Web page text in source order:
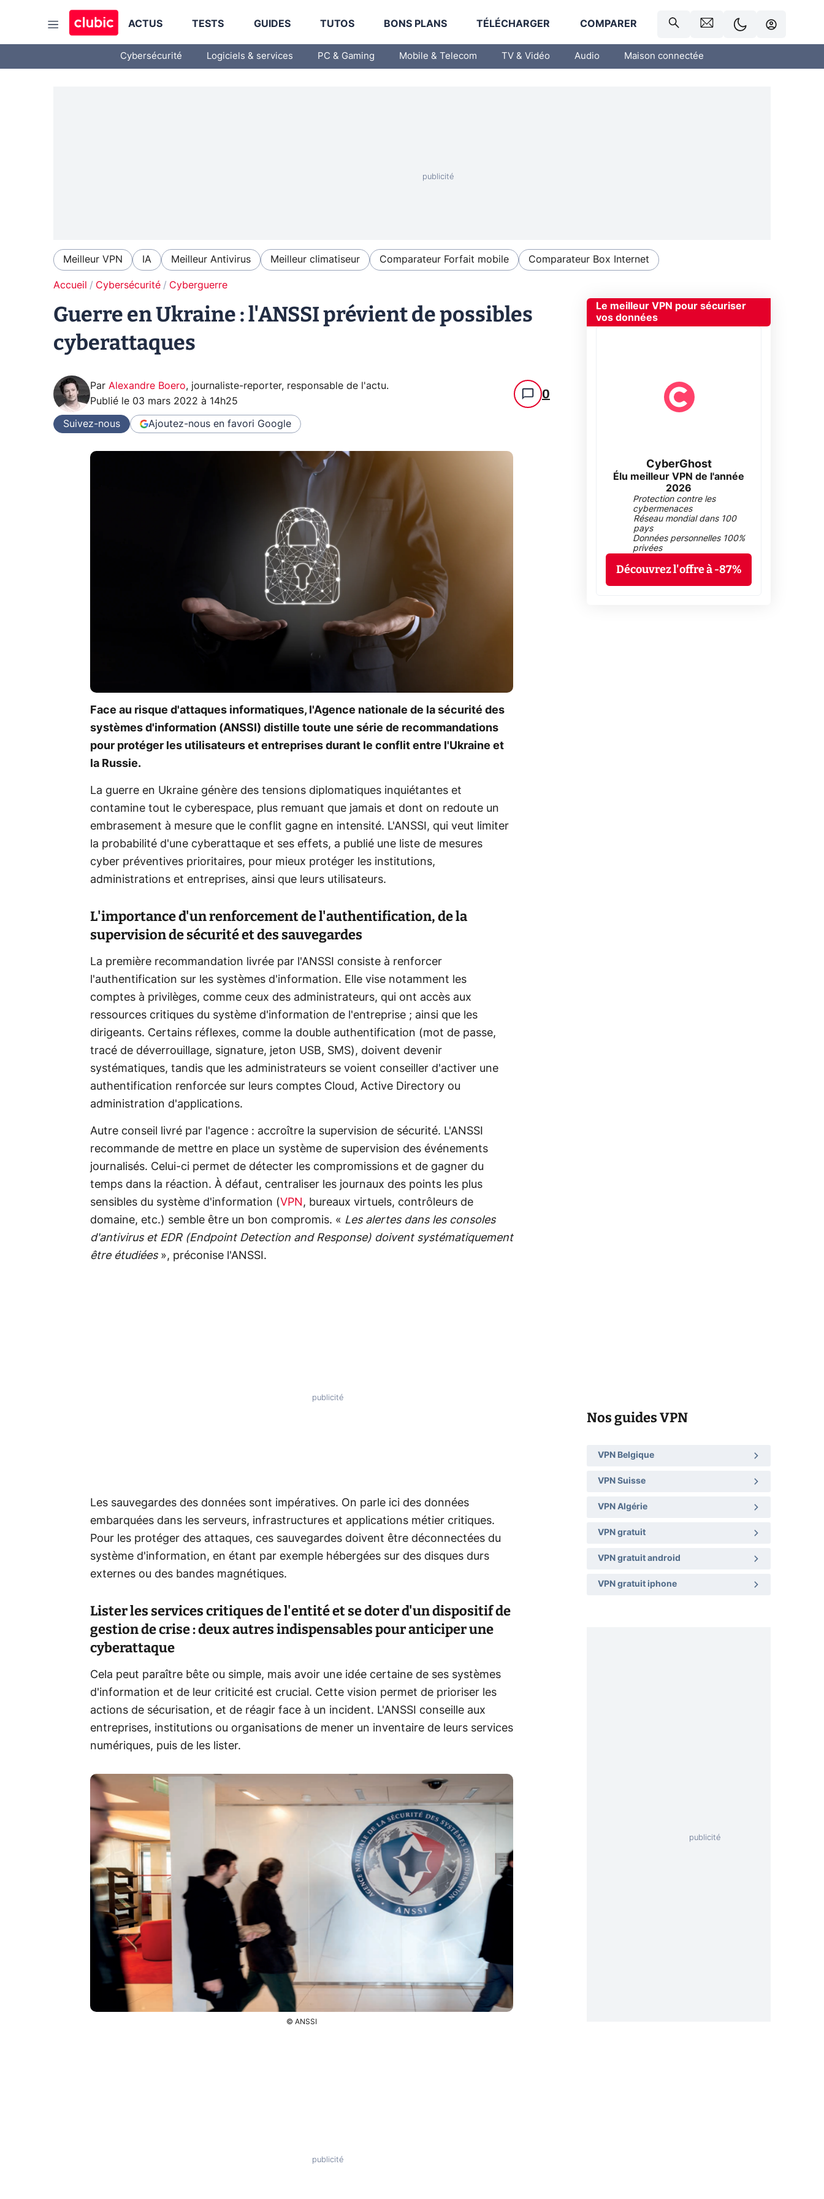
ACTUS TESTS GUIDES TUTOS BONS PLANS TÉLÉCHARGER COMPARER
Cybersécurité Logiciels & services PC & Gaming Mobile & Telecom TV & Vidéo Audio Maison connectée
Meilleur VPN IA Meilleur Antivirus Meilleur climatiseur Comparateur Forfait mobile Comparateur Box Internet
Accueil Cybersécurité Cyberguerre
Guerre en Ukraine : l'ANSSI prévient de possibles
cyberattaques
Par Alexandre Boero, journaliste-reporter, responsable de l'actu.
Publié le 03 mars 2022 à 14h25 0
Suivez-nous Ajoutez-nous en favori Google
Face au risque d'attaques informatiques, l'Agence nationale de la sécurité des
systèmes d'information (ANSSI) distille toute une série de recommandations
pour protéger les utilisateurs et entreprises durant le conflit entre l'Ukraine et
la Russie.
La guerre en Ukraine génère des tensions diplomatiques inquiétantes et
contamine tout le cyberespace, plus remuant que jamais et dont on redoute un
embrasement à mesure que le conflit gagne en intensité. L'ANSSI, qui veut limiter
la probabilité d'une cyberattaque et ses effets, a publié une liste de mesures
cyber préventives prioritaires, pour mieux protéger les institutions,
administrations et entreprises, ainsi que leurs utilisateurs.
L'importance d'un renforcement de l'authentification, de la
supervision de sécurité et des sauvegardes
La première recommandation livrée par l'ANSSI consiste à renforcer
l'authentification sur les systèmes d'information. Elle vise notamment les
comptes à privilèges, comme ceux des administrateurs, qui ont accès aux
ressources critiques du système d'information de l'entreprise ; ainsi que les
dirigeants. Certains réflexes, comme la double authentification (mot de passe,
tracé de déverrouillage, signature, jeton USB, SMS), doivent devenir
systématiques, tandis que les administrateurs se voient conseiller d'activer une
authentification renforcée sur leurs comptes Cloud, Active Directory ou
administration d'applications.
Autre conseil livré par l'agence : accroître la supervision de sécurité. L'ANSSI
recommande de mettre en place un système de supervision des événements
journalisés. Celui-ci permet de détecter les compromissions et de gagner du
temps dans la réaction. À défaut, centraliser les journaux des points les plus
sensibles du système d'information (VPN , bureaux virtuels, contrôleurs de
domaine, etc.) semble être un bon compromis. « Les alertes dans les consoles
d'antivirus et EDR (Endpoint Detection and Response) doivent systématiquement
être étudiées», préconise l'ANSSI.
Les sauvegardes des données sont impératives. On parle ici des données
embarquées dans les serveurs, infrastructures et applications métier critiques.
Pour les protéger des attaques, ces sauvegardes doivent être déconnectées du
système d'information, en étant par exemple hébergées sur des disques durs
externes ou des bandes magnétiques.
Lister les services critiques de l'entité et se doter d'un dispositif de
gestion de crise : deux autres indispensables pour anticiper une
cyberattaque
Cela peut paraître bête ou simple, mais avoir une idée certaine de ses systèmes
d'information et de leur criticité est crucial. Cette vision permet de prioriser les
actions de sécurisation, et de réagir face à un incident. L'ANSSI conseille aux
entreprises, institutions ou organisations de mener un inventaire de leurs services
numériques, puis de les lister.
© ANSSI
Le meilleur VPN pour sécuriser
vos données
CyberGhost
Élu meilleur VPN de l'année
2026
Protection contre les
cybermenaces
Réseau mondial dans 100
pays
Données personnelles 100%
privées
Découvrez l'offre à -87%
Nos guides VPN
VPN Belgique
VPN Suisse
VPN Algérie
VPN gratuit
VPN gratuit android
VPN gratuit iphone